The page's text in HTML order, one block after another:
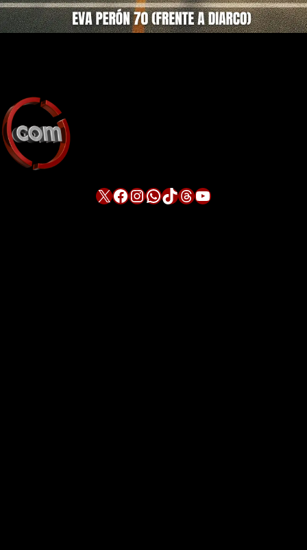
X Facebook InstagramWhatsApp TikTok Threads YouTube